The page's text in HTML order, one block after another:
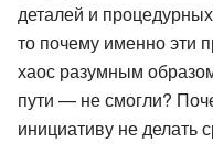
деталей и
то почему именно эти
хаос разумным
пути — не смогли?
инициативу не делать